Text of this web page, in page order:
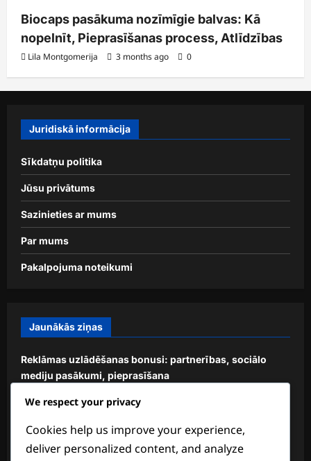
Biocaps pasākuma nozīmīgie balvas: Kā
nopelnīt, Pieprasīšanas process, Atlīdzības
Lila Montgomerija 3 months ago 0
Juridiskā informācija
Sīkdatņu politika
Jūsu privātums
Sazinieties ar mums
Par mums
Pakalpojuma noteikumi
Jaunākās ziņas
Reklāmas uzlādēšanas bonusi: partnerības, sociālo
mediju pasākumi, pieprasīšana
Izbeigtā pasākuma nozīmīgie balvas: Ko darīt, Biežākās
Sezonālie dāvanu kodi: svētku piedāvājumi, laiks,
We respect your privacy
Cookies help us improve your experience,
deliver personalized content, and analyze